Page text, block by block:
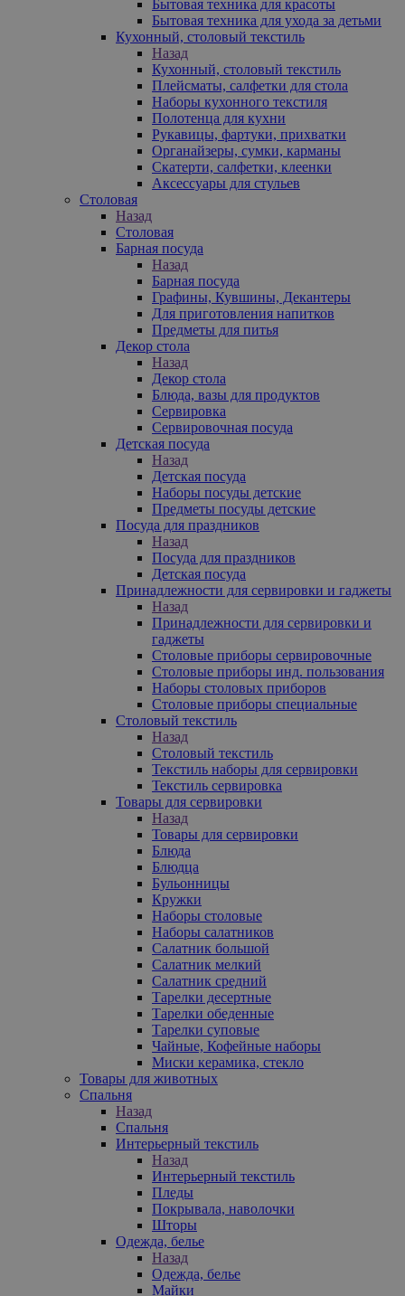
Бытовая техника для красоты
Бытовая техника для ухода за детьми
Кухонный, столовый текстиль
Назад
Кухонный, столовый текстиль
Плейсматы, салфетки для стола
Наборы кухонного текстиля
Полотенца для кухни
Рукавицы, фартуки, прихватки
Органайзеры, сумки, карманы
Скатерти, салфетки, клеенки
Аксессуары для стульев
Столовая
Назад
Столовая
Барная посуда
Назад
Барная посуда
Графины, Кувшины, Декантеры
Для приготовления напитков
Предметы для питья
Декор стола
Назад
Декор стола
Блюда, вазы для продуктов
Сервировка
Сервировочная посуда
Детская посуда
Назад
Детская посуда
Наборы посуды детские
Предметы посуды детские
Посуда для праздников
Назад
Посуда для праздников
Детская посуда
Принадлежности для сервировки и гаджеты
Назад
Принадлежности для сервировки и
гаджеты
Столовые приборы сервировочные
Столовые приборы инд. пользования
Наборы столовых приборов
Столовые приборы специальные
Столовый текстиль
Назад
Столовый текстиль
Текстиль наборы для сервировки
Текстиль сервировка
Товары для сервировки
Назад
Товары для сервировки
Блюда
Блюдца
Бульонницы
Кружки
Наборы столовые
Наборы салатников
Салатник большой
Салатник мелкий
Салатник средний
Тарелки десертные
Тарелки обеденные
Тарелки суповые
Чайные, Кофейные наборы
Миски керамика, стекло
Товары для животных
Спальня
Назад
Спальня
Интерьерный текстиль
Назад
Интерьерный текстиль
Пледы
Покрывала, наволочки
Шторы
Одежда, белье
Назад
Одежда, белье
Майки